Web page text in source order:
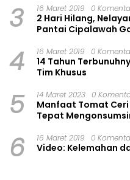
3 16 Maret 2019 0
2 Hari Hilang,
Pantai Cipalawah
4 16 Maret 2019 0
14 Tahun
Tim Khusus
5 14 Maret 2023 0
Manfaat Tomat
Tepat
6 16 Maret 2019 0
Video: Kelemahan